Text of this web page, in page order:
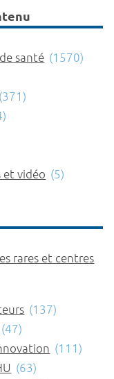
santé (1570)
(371)
et vidéo (5)
rares et centres
(137)
(47)
(111)
(63)